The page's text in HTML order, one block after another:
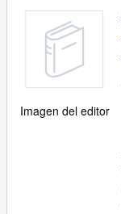
Imagen del editor